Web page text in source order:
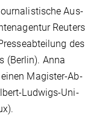
Aus­
Reu­ters
des
(Ber­lin). An­na
Ma­gis­ter-Ab­
Lud­wigs-Uni­